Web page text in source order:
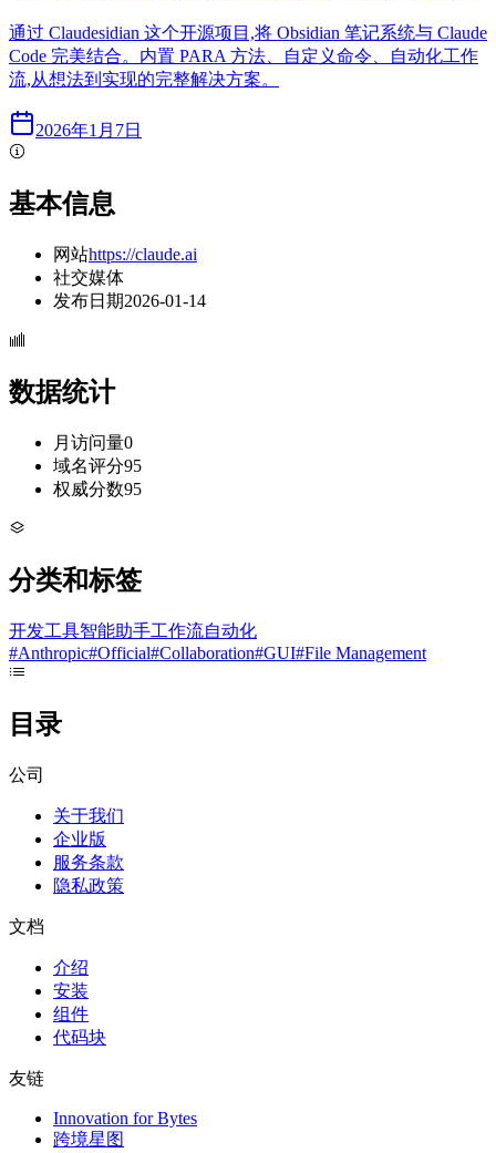
通过 Claudesidian 这个开源项目,将 Obsidian 笔记系统与 Claude
Code 完美结合。内置 PARA 方法、自定义命令、自动化工作
流,从想法到实现的完整解决方案。
2026年1月7日
基本信息
网站https://claude.ai
社交媒体
发布日期2026-01-14
数据统计
月访问量0
域名评分95
权威分数95
分类和标签
开发工具智能助手工作流自动化
#Anthropic#Official#Collaboration#GUI#File Management
目录
公司
关于我们
企业版
服务条款
隐私政策
文档
介绍
安装
组件
代码块
友链
Innovation for Bytes
跨境星图